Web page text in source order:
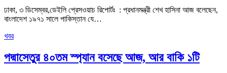
ঢাকা, ৩ ডিসেম্বর,ডেইলি প্রেসওয়াচ রিপোর্টঃ : প্রধানমন্ত্রী শেখ হাসিনা আজ বলেছেন,
বাংলাদেশ ১৯৭১ সালে পাকিস্তান যে…
খবর
পদ্মাসেতুর ৪০তম স্প্যান বসেছে আজ, আর বাকি ১টি